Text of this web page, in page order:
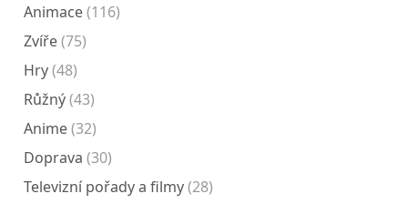
Animace(116)
Zvíře(75)
Hry(48)
Růžný(43)
Anime(32)
Doprava (30)
Televizní pořady a filmy(28)